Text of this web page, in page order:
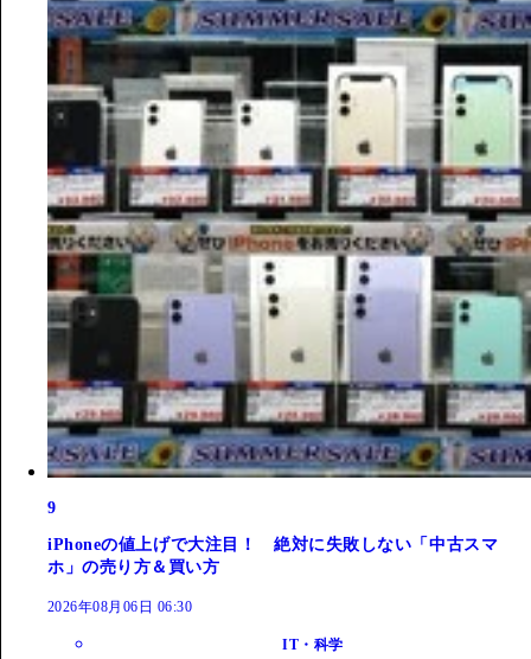
9
iPhoneの値上げで大注目！ 絶対に失敗しない「中古スマ
ホ」の売り方＆買い方
2026年08月06日 06:30
IT・科学